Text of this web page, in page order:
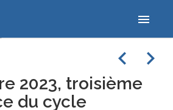
menu
sociales » 2023-2024, avec François
navigate_before navigate_next
2023, troisième
du cycle